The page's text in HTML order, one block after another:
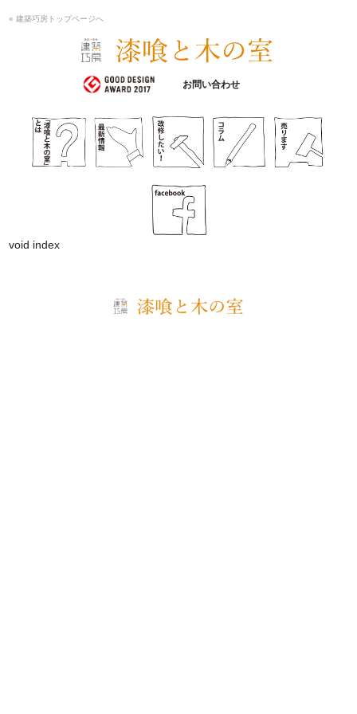
漆喰と木の室
お問い合わせ
« 建築巧房トップページへ
void index
建築巧房